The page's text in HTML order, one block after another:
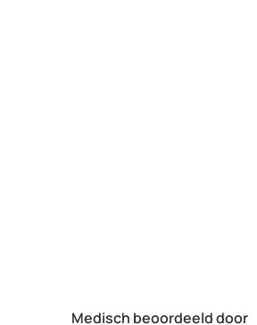
Medisch beoordeeld door